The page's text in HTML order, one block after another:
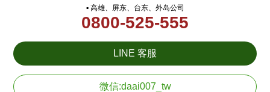
▪ 高雄、屏东、台东、外岛公司
0800-525-555
LINE 客服
微信:daai007_tw